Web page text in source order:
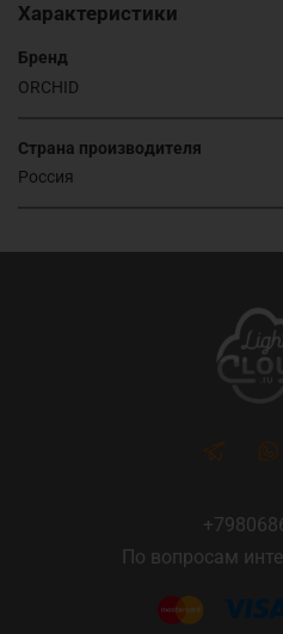
Характеристики
Бренд
ORCHID
Страна производителя
Россия
По вопросам